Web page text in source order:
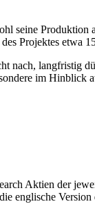
seine
Projektes etwa
langfristig
im
Aktien der
englische Version